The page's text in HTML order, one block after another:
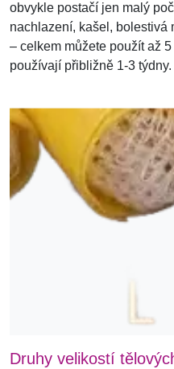
obvykle postačí jen malý
nachlazení, kašel, bolestivá
– celkem můžete použít až
používají přibližně 1-3 týdny.
Druhy velikostí